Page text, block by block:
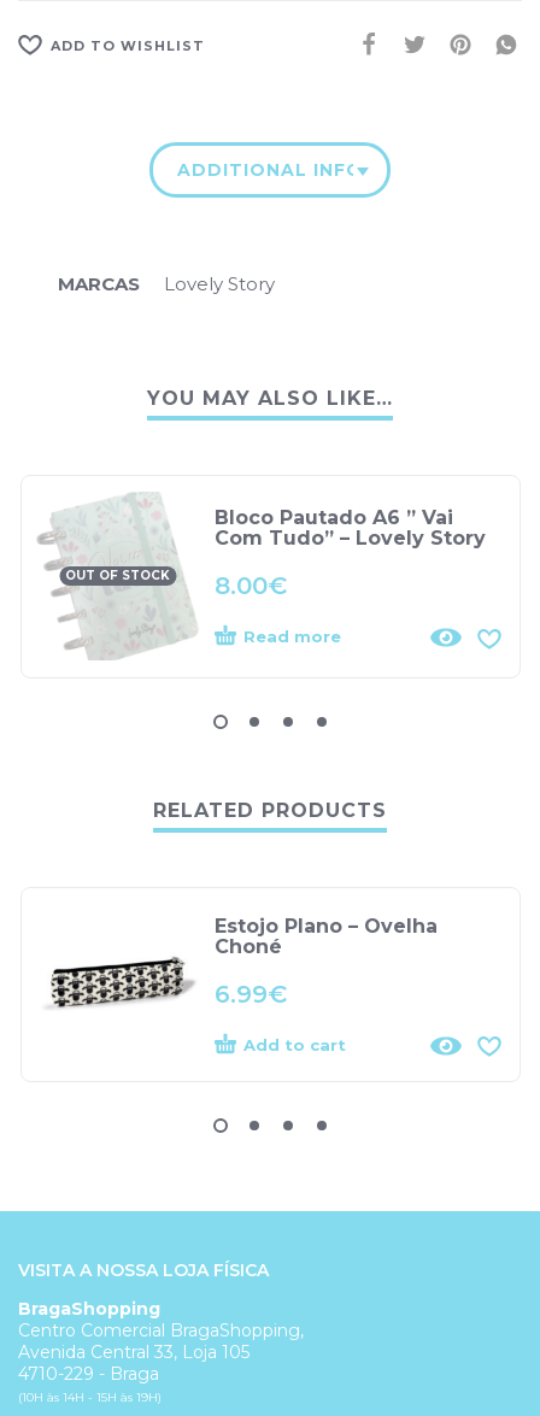
ADD TO WISHLIST
ADDITIONAL INFORMATION
MARCAS Lovely Story
YOU MAY ALSO LIKE…
OUT OF STOCK
Bloco Pautado A6 ” Vai
Com Tudo” – Lovely Story
8.00€
Read more
RELATED PRODUCTS
Estojo Plano – Ovelha
Choné
6.99€
Add to cart
VISITA A NOSSA LOJA FÍSICA
BragaShopping
Centro Comercial BragaShopping,
Avenida Central 33, Loja 105
4710-229 - Braga
(10H às 14H - 15H às 19H)